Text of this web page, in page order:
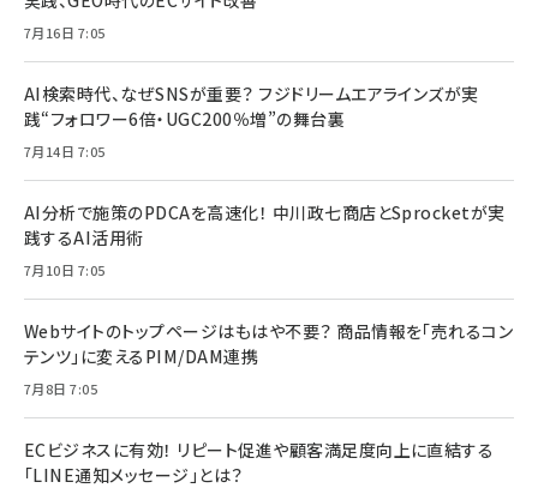
7月16日 7:05
AI検索時代、なぜSNSが重要？ フジドリームエアラインズが実
践“フォロワー6倍・UGC200％増”の舞台裏
7月14日 7:05
AI分析で施策のPDCAを高速化！ 中川政七商店とSprocketが実
践するAI活用術
7月10日 7:05
Webサイトのトップページはもはや不要？ 商品情報を「売れるコン
テンツ」に変えるPIM/DAM連携
7月8日 7:05
ECビジネスに有効！ リピート促進や顧客満足度向上に直結する
「LINE通知メッセージ」とは？